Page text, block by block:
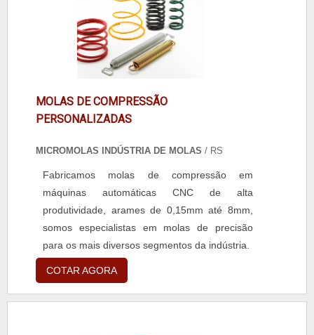
MOLAS DE COMPRESSÃO
PERSONALIZADAS
MICROMOLAS INDÚSTRIA DE MOLAS / RS
Fabricamos molas de compressão em
máquinas automáticas CNC de alta
produtividade, arames de 0,15mm até 8mm,
somos especialistas em molas de precisão
para os mais diversos segmentos da indústria.
COTAR AGORA